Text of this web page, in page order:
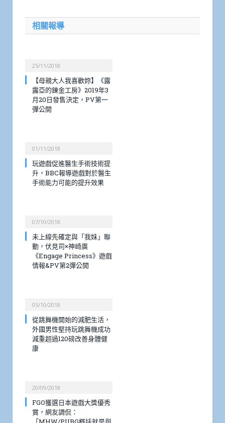
相關報導
25/11/2018
【母親大人我喜歡妳】《露
露亞的鍊金工房》2019年3
月20日發售決定，PV第一
彈公開
01/11/2018
玩遊戲促進醫生手術技術提
升，BBC報導遊戲對於醫生
手術能力可能的提升效果
07/10/2018
未上線先確定與「我妹」聯
動，伏見司×神崎廣
《Engage Princess》遊戲
情報&PV第2彈公開
05/10/2018
從跳舞機開始的減肥生活，
外國男性堅持玩跳舞機成功
減重超過120磅改善身體健
康
20/09/2018
FGO獲選日本遊戲大獎優秀
賞，網友調侃：